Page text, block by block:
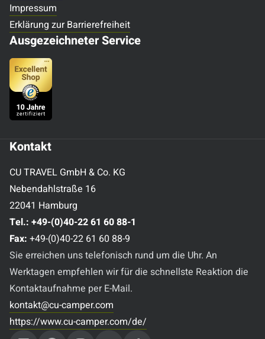
Impressum
Erklärung zur Barrierefreiheit
Ausgezeichneter Service
Kontakt
CU TRAVEL GmbH & Co. KG
Nebendahlstraße 16
22041 Hamburg
Tel.: +49-(0)40-22 61 60 88-1
Fax: +49-(0)40-22 61 60 88-9
Sie erreichen uns telefonisch rund um die Uhr. An
Werktagen empfehlen wir für die schnellste Reaktion die
Kontaktaufnahme per E-Mail.
kontakt@cu-camper.com
https://www.cu-camper.com/de/